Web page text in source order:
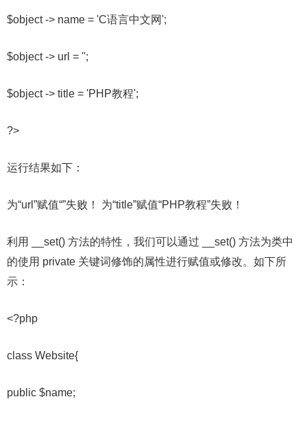
$object -> name = 'C语言中文网';
$object -> url = '';
$object -> title = 'PHP教程';
?>
运行结果如下：
为“url”赋值“”失败！ 为“title”赋值“PHP教程”失败！
利用 __set() 方法的特性，我们可以通过 __set() 方法为类中
的使用 private 关键词修饰的属性进行赋值或修改。如下所
示：
<?php
class Website{
public $name;